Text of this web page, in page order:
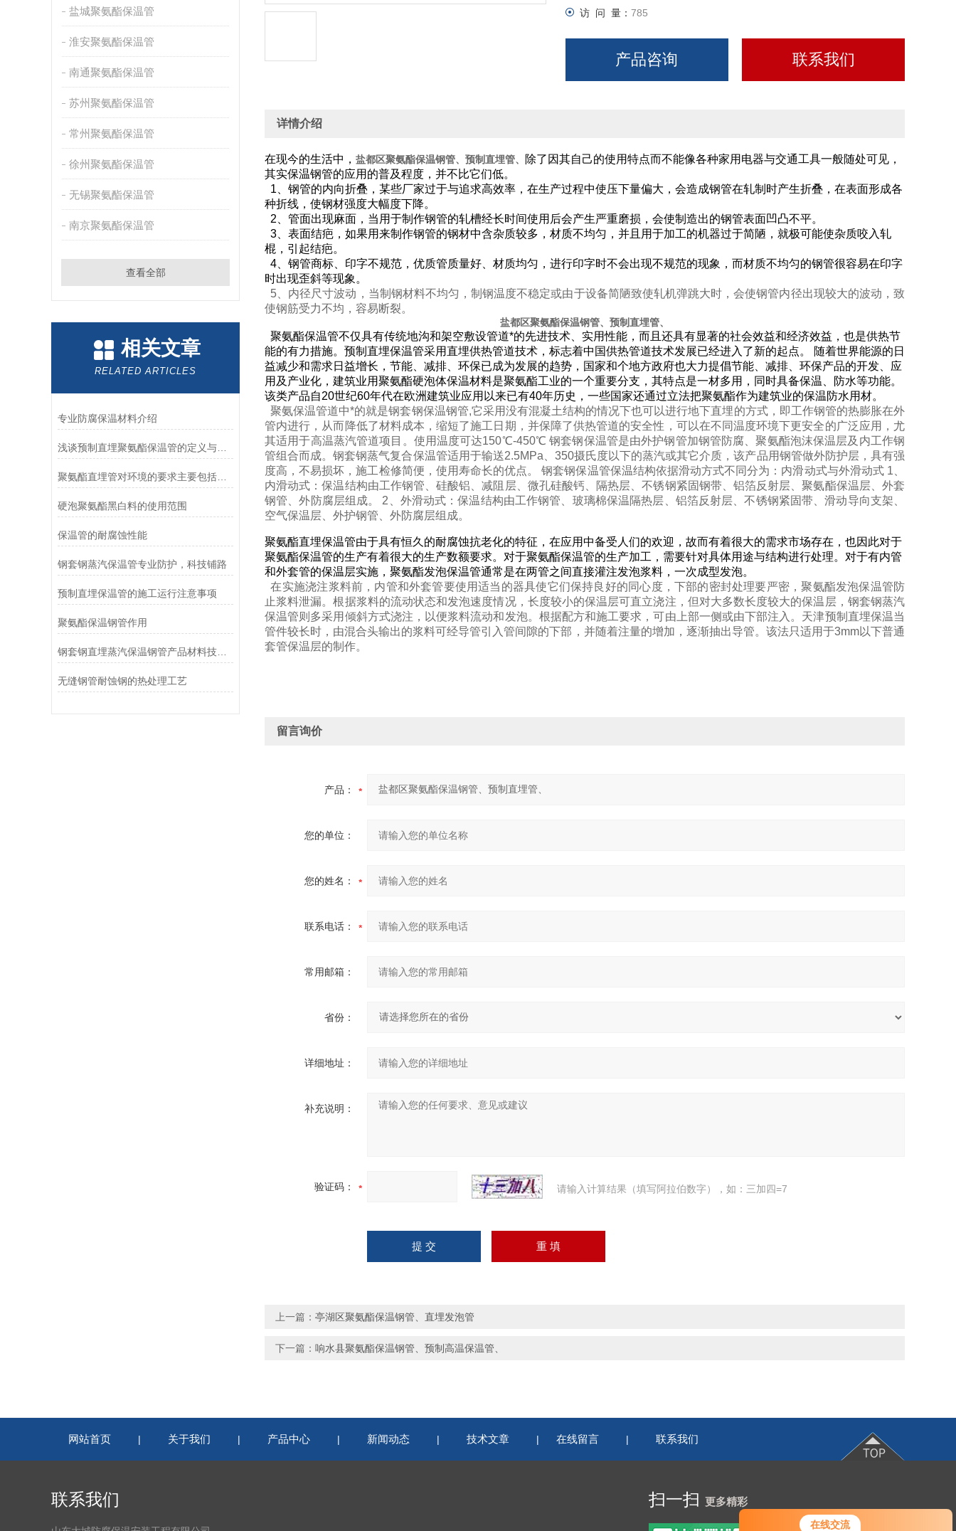
在线交流
盐城聚氨酯保温管
淮安聚氨酯保温管
南通聚氨酯保温管
苏州聚氨酯保温管
常州聚氨酯保温管
徐州聚氨酯保温管
无锡聚氨酯保温管
南京聚氨酯保温管
查看全部
相关文章
RELATED ARTICLES
专业防腐保温材料介绍
浅谈预制直埋聚氨酯保温管的定义与发展
聚氨酯直埋管对环境的要求主要包括以下方面
硬泡聚氨酯黑白料的使用范围
保温管的耐腐蚀性能
钢套钢蒸汽保温管专业防护，科技铺路
预制直埋保温管的施工运行注意事项
聚氨酯保温钢管作用
钢套钢直埋蒸汽保温钢管产品材料技术要求
无缝钢管耐蚀钢的热处理工艺
访 问 量： 785
产品咨询 联系我们
详情介绍
在现今的生活中， 盐都区聚氨酯保温钢管、预制直埋管、
除了因其自己的使用特点而不能像各种家用电器与交通工具一般随处可见，
其实保温钢管的应用的普及程度，并不比它们低。
1、钢管的内向折叠，某些厂家过于与追求高效率，在生产过程中使压下量偏大，会造成钢管在轧制时产生折叠，在表面形成各
种折线，使钢材强度大幅度下降。
2、管面出现麻面，当用于制作钢管的轧槽经长时间使用后会产生严重磨损，会使制造出的钢管表面凹凸不平。
3、表面结疤，如果用来制作钢管的钢材中含杂质较多，材质不均匀，并且用于加工的机器过于简陋，就极可能使杂质咬入轧
棍，引起结疤。
4、钢管商标、印字不规范，优质管质量好、材质均匀，进行印字时不会出现不规范的现象，而材质不均匀的钢管很容易在印字
时出现歪斜等现象。
5、内径尺寸波动，当制钢材料不均匀，制钢温度不稳定或由于设备简陋致使轧机弹跳大时，会使钢管内径出现较大的波动，致
使钢筋受力不均，容易断裂。
盐都区聚氨酯保温钢管、预制直埋管、
聚氨酯保温管不仅具有传统地沟和架空敷设管道*的先进技术、实用性能，而且还具有显著的社会效益和经济效益，也是供热节
能的有力措施。预制直埋保温管采用直埋供热管道技术，标志着中国供热管道技术发展已经进入了新的起点。 随着世界能源的日
益减少和需求日益增长，节能、减排、环保已成为发展的趋势，国家和个地方政府也大力提倡节能、减排、环保产品的开发、应
用及产业化，建筑业用聚氨酯硬泡体保温材料是聚氨酯工业的一个重要分支，其特点是一材多用，同时具备保温、防水等功能。
该类产品自20世纪60年代在欧洲建筑业应用以来已有40年历史，一些国家还通过立法把聚氨酯作为建筑业的保温防水用材。
聚氨保温管道中*的就是钢套钢保温钢管,它采用没有混凝土结构的情况下也可以进行地下直埋的方式，即工作钢管的热膨胀在外
管内进行，从而降低了材料成本，缩短了施工日期，并保障了供热管道的安全性，可以在不同温度环境下更安全的广泛应用，尤
其适用于高温蒸汽管道项目。使用温度可达150℃-450℃ 钢套钢保温管是由外护钢管加钢管防腐、聚氨酯泡沫保温层及内工作钢
管组合而成。钢套钢蒸气复合保温管适用于输送2.5MPa、350摄氏度以下的蒸汽或其它介质，该产品用钢管做外防护层，具有强
度高，不易损坏，施工检修简便，使用寿命长的优点。 钢套钢保温管保温结构依据滑动方式不同分为：内滑动式与外滑动式 1、
内滑动式：保温结构由工作钢管、硅酸铝、减阻层、微孔硅酸钙、隔热层、不锈钢紧固钢带、铝箔反射层、聚氨酯保温层、外套
钢管、外防腐层组成。 2、外滑动式：保温结构由工作钢管、玻璃棉保温隔热层、铝箔反射层、不锈钢紧固带、滑动导向支架、
空气保温层、外护钢管、外防腐层组成。
聚氨酯直埋保温管由于具有恒久的耐腐蚀抗老化的特征，在应用中备受人们的欢迎，故而有着很大的需求市场存在，也因此对于
聚氨酯保温管的生产有着很大的生产数额要求。对于聚氨酯保温管的生产加工，需要针对具体用途与结构进行处理。对于有内管
和外套管的保温层实施，聚氨酯发泡保温管通常是在两管之间直接灌注发泡浆料，一次成型发泡。
在实施浇注浆料前，内管和外套管要使用适当的器具使它们保持良好的同心度，下部的密封处理要严密，聚氨酯发泡保温管防
止浆料泄漏。根据浆料的流动状态和发泡速度情况，长度较小的保温层可直立浇注，但对大多数长度较大的保温层，钢套钢蒸汽
保温管则多采用倾斜方式浇注，以便浆料流动和发泡。根据配方和施工要求，可由上部一侧或由下部注入。天津预制直埋保温当
管件较长时，由混合头输出的浆料可经导管引入管间隙的下部，并随着注量的增加，逐渐抽出导管。该法只适用于3mm以下普通
套管保温层的制作。
留言询价
产品：
您的单位：
您的姓名：
联系电话：
常用邮箱：
省份：
详细地址：
补充说明：
验证码： 请输入计算结果（填写阿拉伯数字），如：三加四=7
上一篇： 亭湖区聚氨酯保温钢管、直埋发泡管
下一篇： 响水县聚氨酯保温钢管、预制高温保温管、
网站首页 | 关于我们 | 产品中心 | 新闻动态 | 技术文章 | 在线留言 | 联系我们
联系我们 扫一扫 更多精彩